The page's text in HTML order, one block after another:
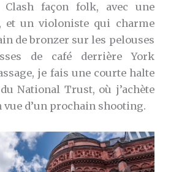
Clash façon folk, avec une
et un violoniste qui charme
de bronzer sur les pelouses
de café derrière York
je fais une courte halte
National Trust, où j’achète
vue d’un prochain shooting.